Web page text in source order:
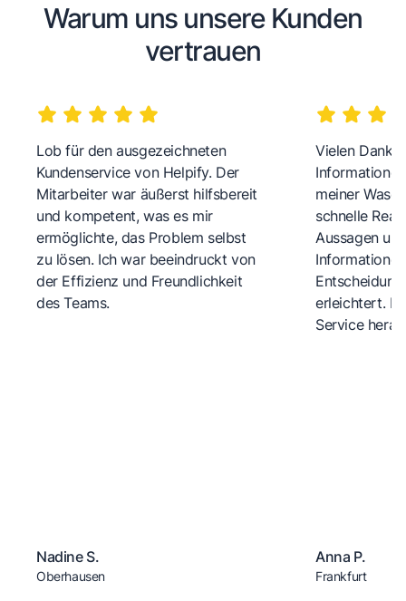
Warum uns unsere Kunden
vertrauen
Lob für den ausgezeichneten
Kundenservice von Helpify. Der
Mitarbeiter war äußerst hilfsbereit
und kompetent, was es mir
ermöglichte, das Problem selbst
zu lösen. Ich war beeindruckt von
der Effizienz und Freundlichkeit
des Teams.
Nadine S.
Oberhausen
Vielen Dank
meiner
schnelle
Aussagen
erleichtert.
Service
Anna P.
Frankfurt